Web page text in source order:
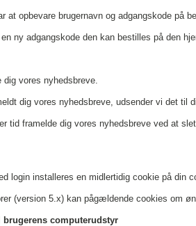
at opbevare brugernavn og adgangskode på
ny adgangskode den kan bestilles på den
dig vores nyhedsbreve.
dig vores nyhedsbreve, udsender vi det til
tid framelde dig vores nyhedsbreve ved at
login installeres en midlertidig cookie på din
(version 5.x) kan pågældende cookies om
brugerens computerudstyr